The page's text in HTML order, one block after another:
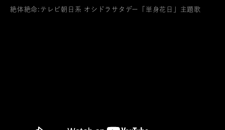
絶体絶命:テレビ朝日系 オシドラサタデー「単身花日」主題歌